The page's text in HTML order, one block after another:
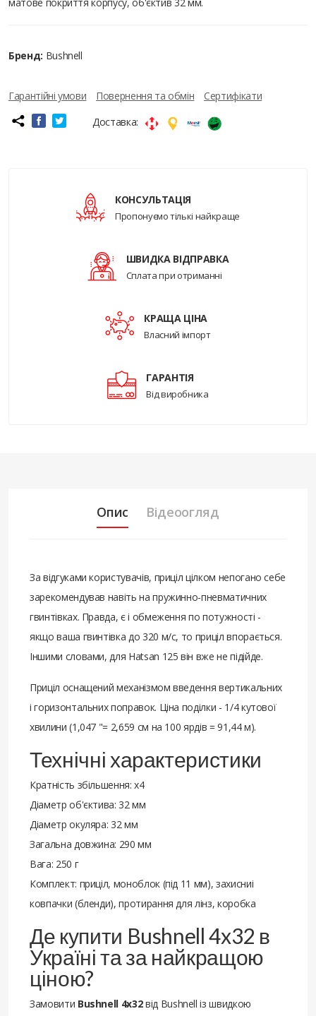
матове покриття корпусу, об'єктив 32 мм.
Бренд: Bushnell
Гарантійні умови Повернення та обмін
Сертифікати
Доставка:
КОНСУЛЬТАЦІЯ
Пропонуємо тількі найкраще
ШВИДКА ВІДПРАВКА
Сплата при отриманні
КРАЩА ЦІНА
Власний імпорт
ГАРАНТІЯ
Від виробника
Опис Відеоогляд
За відгуками користувачів, приціл цілком непогано себе
зарекомендував навіть на пружинно-пневматичних
гвинтівках. Правда, є і обмеження по потужності -
якщо ваша гвинтівка до 320 м/с, то приціл впорається.
Іншими словами, для Hatsan 125 він вже не підійде.
Приціл оснащений механізмом введення вертикальних
і горизонтальних поправок. Ціна поділки - 1/4 кутової
хвилини (1,047 "= 2,659 см на 100 ярдів = 91,44 м).
Технічні характеристики
Кратність збільшення: x4
Діаметр об'єктива: 32 мм
Діаметр окуляра: 32 мм
Загальна довжина: 290 мм
Вага: 250 г
Комплект: приціл, моноблок (під 11 мм), захисниі
ковпачки (бленди), протирання для лінз, коробка
Де купити Bushnell 4x32 в
Україні та за найкращою
ціною?
Замовити Bushnell 4x32від Bushnell із швидкою